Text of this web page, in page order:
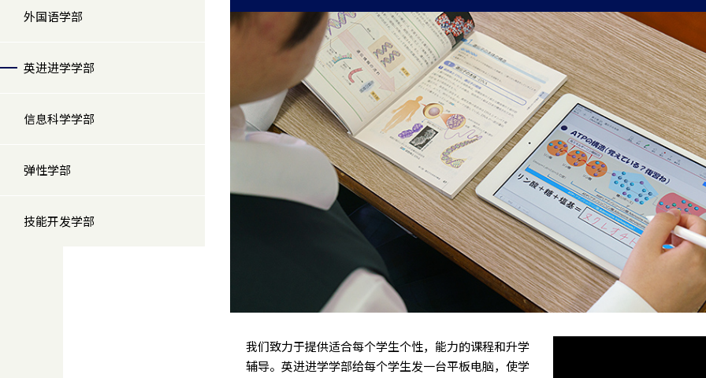
我们致力于提供适合每个学生个性，能力的课程和升学
辅导。英进进学学部给每个学生发一台平板电脑，使学
外国语学部
英进进学学部
信息科学学部
弹性学部
技能开发学部